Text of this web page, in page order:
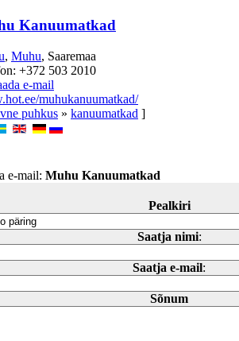
Kanuumatkad
, Muhu, Saaremaa
+372 503 2010
e-mail
muhukanuumatkad/
puhkus » kanuumatkad ]
e-mail: Muhu Kanuumatkad
Pealkiri
Saatja nimi:
Saatja e-mail:
Sõnum